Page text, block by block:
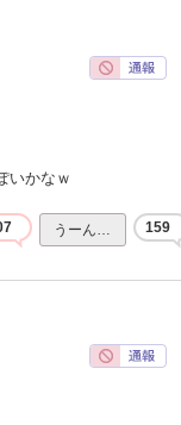
いかなｗ
うーん… 159